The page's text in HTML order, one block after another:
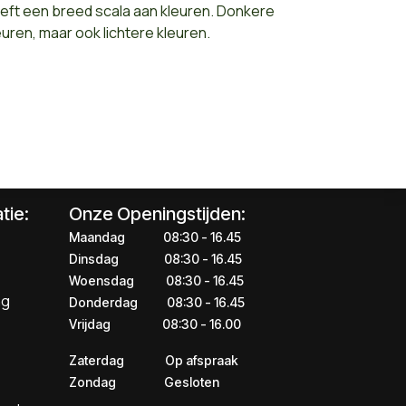
een breed scala aan kleuren. Donkere
maar ook lichtere kleuren.
Onze Openingstijden:
Maandag
​​​08:30 - 16.45​
Dinsdag
​​​​08:30 - 16.45
Woensdag
​08:30 - 16.45
Donderdag
​​​​​08:30 - 16.45
Vrijdag
​​​​​08:30 - 16.00
Zaterdag
​​Op afspraak
Zondag
​​Gesloten